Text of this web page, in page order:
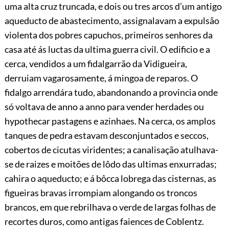
uma alta cruz truncada, e dois ou tres arcos d’um antigo
aqueducto de abastecimento, assignalavam a expulsão
violenta dos pobres capuchos, primeiros senhores da
casa até ás luctas da ultima guerra civil. O edificio e a
cerca, vendidos a um fidalgarrão da Vidigueira,
derruiam vagarosamente, á mingoa de reparos. O
fidalgo arrendára tudo, abandonando a provincia onde
só voltava de anno a anno para vender herdades ou
hypothecar pastagens e azinhaes. Na cerca, os amplos
tanques de pedra estavam desconjuntados e seccos,
cobertos de cicutas viridentes; a canalisação atulhava-
se de raizes e moitões de lôdo das ultimas enxurradas;
cahira o aqueducto; e á bôcca lobrega das cisternas, as
figueiras bravas irrompiam alongando os troncos
brancos, em que rebrilhava o verde de largas folhas de
recortes duros, como antigas faiences de Coblentz.